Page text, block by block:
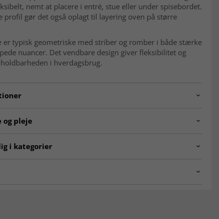
nemt at placere i entré, stue eller under spisebordet.
profil gør det også oplagt til layering oven på større
er typisk geometriske med striber og romber i både stærke
nuancer. Det vendbare design giver fleksibilitet og
i hverdagsbrug.
og pleje
Uld
i kategorier